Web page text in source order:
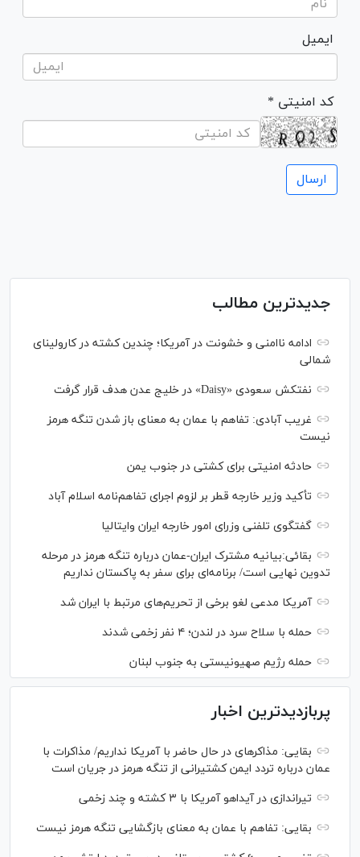
ایمیل
* کد امنیتی
جدیدترین مطالب
ادامه ناامنی و خشونت در آمریکا؛ چندین کشته در کارولینای
شمالی
نفتکش سعودی «Daisy» در خلیج عدن هدف قرار گرفت
غریب آبادی: تفاهم با عمان به معنای باز شدن تنگه هرمز
نیست
حادثه امنیتی برای کشتی در جنوب یمن
تأکید وزیر خارجه قطر بر لزوم اجرای تفاهم‌نامه اسلام آباد
گفتگوی تلفنی وزرای امور خارجه ایران وایتالیا
بقائی:بیانیه مشترک ایران-عمان درباره تنگه هرمز در مرحله
تدوین نهایی است/ برنامه‌ای برای سفر به پاکستان نداریم
آمریکا مدعی لغو برخی از تحریم‌های مرتبط با ایران شد
حمله با سلاح سرد در لندن؛ ۴ نفر زخمی شدند
حمله رژیم صهیونیستی به جنوب لبنان
پربازدیدترین اخبار
بقایی: مذاکره‎ای در حال حاضر با آمریکا نداریم/ مذاکرات با
عمان درباره تردد ایمن کشتیرانی از تنگه هرمز در جریان است
تیراندازی در آیداهو آمریکا با ۳ کشته و چند زخمی
بقایی: تفاهم با عمان به معنای بازگشایی تنگه هرمز نیست